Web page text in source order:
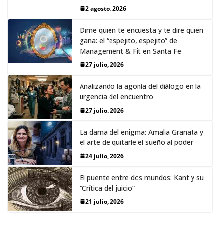
2 agosto, 2026
Dime quién te encuesta y te diré quién
gana: el “espejito, espejito” de
Management & Fit en Santa Fe
27 julio, 2026
Analizando la agonía del diálogo en la
urgencia del encuentro
27 julio, 2026
La dama del enigma: Amalia Granata y
el arte de quitarle el sueño al poder
24 julio, 2026
El puente entre dos mundos: Kant y su
“Crítica del juicio”
21 julio, 2026